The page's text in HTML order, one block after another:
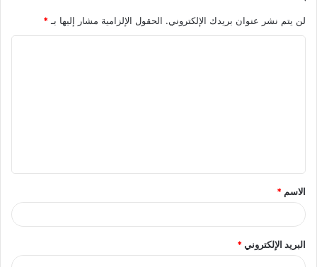
لن يتم نشر عنوان بريدك الإلكتروني. الحقول الإلزامية مشار إليها بـ *
ق
*
الاسم *
البريد الإلكتروني*